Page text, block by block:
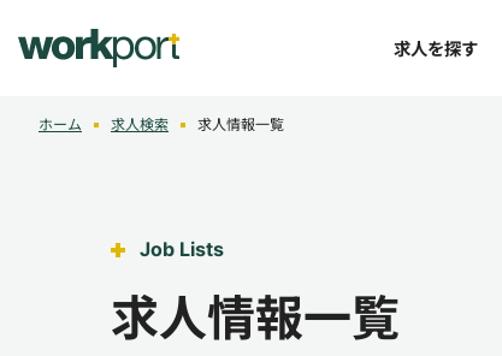
求人を探す
ホーム 求人検索 求人情報一覧
Job Lists
求人情報一覧